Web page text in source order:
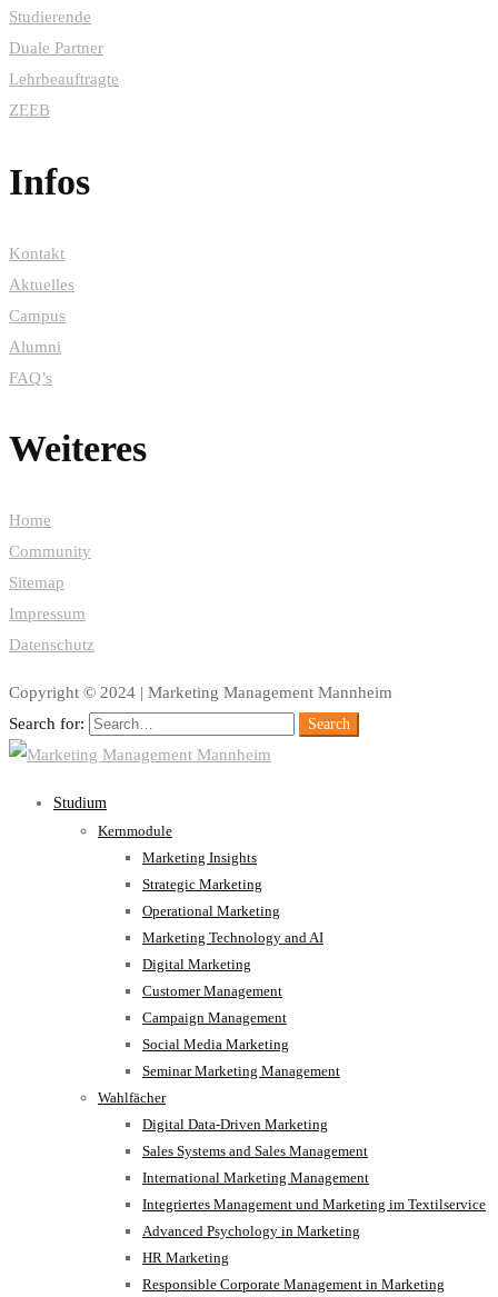
Studierende
Duale Partner
Lehrbeauftragte
ZEEB
Infos
Kontakt
Aktuelles
Campus
Alumni
FAQ’s
Weiteres
Home
Community
Sitemap
Impressum
Datenschutz
Copyright © 2024 | Marketing Management Mannheim
Search for:
Search
Studium
Kernmodule
Marketing Insights
Strategic Marketing
Operational Marketing
Marketing Technology and AI
Digital Marketing
Customer Management
Campaign Management
Social Media Marketing
Seminar Marketing Management
Wahlfächer
Digital Data-Driven Marketing
Sales Systems and Sales Management
International Marketing Management
Integriertes Management und Marketing im Textilservice
Advanced Psychology in Marketing
HR Marketing
Responsible Corporate Management in Marketing